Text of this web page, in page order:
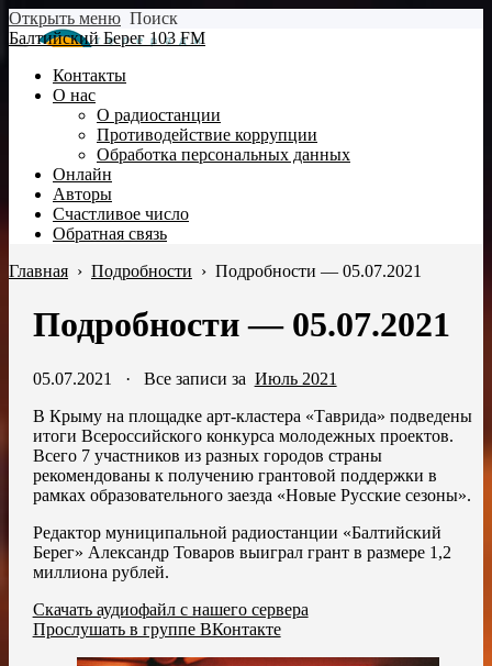
Открыть меню Поиск
Балтийский Берег 103 FM
Контакты
О нас
О радиостанции
Противодействие коррупции
Обработка персональных данных
Онлайн
Авторы
Счастливое число
Обратная связь
Главная › Подробности › Подробности — 05.07.2021
Подробности — 05.07.2021
05.07.2021 · Все записи за Июль 2021
В Крыму на площадке арт-кластера «Таврида» подведены
итоги Всероссийского конкурса молодежных проектов.
Всего 7 участников из разных городов страны
рекомендованы к получению грантовой поддержки в
рамках образовательного заезда «Новые Русские сезоны».
Редактор муниципальной радиостанции «Балтийский
Берег» Александр Товаров выиграл грант в размере 1,2
миллиона рублей.
Скачать аудиофайл с нашего сервера
Прослушать в группе ВКонтакте